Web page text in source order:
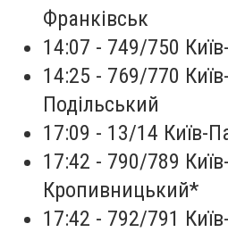
Франківськ
14:07 - 749/750
14:25 - 769/770
Подільський
17:09 - 13/14 Київ-
17:42 - 790/789
Кропивницький*
17:42 - 792/791